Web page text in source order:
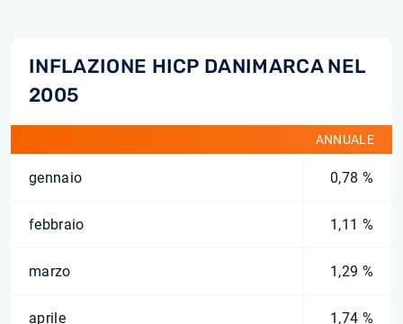
INFLAZIONE HICP DANIMARCA NEL
2005
ANNUALE
gennaio 0,78 %
febbraio 1,11 %
marzo 1,29 %
aprile 1,74 %